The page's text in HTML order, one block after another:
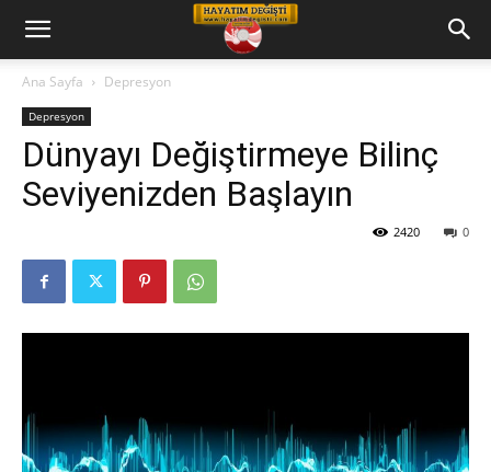
Hayatım
Değişti
Ana Sayfa Depresyon
Depresyon
Dünyayı Değiştirmeye Bilinç
Seviyenizden Başlayın
0
2420